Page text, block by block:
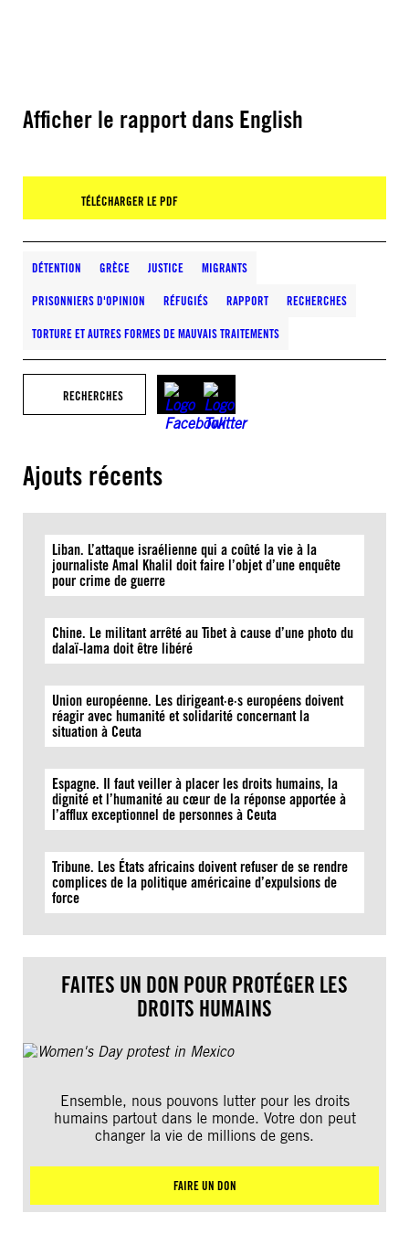
Afficher le rapport dans English
TÉLÉCHARGER LE PDF
DÉTENTION GRÈCE JUSTICE MIGRANTS
PRISONNIERS D'OPINION RÉFUGIÉS RAPPORT RECHERCHES
TORTURE ET AUTRES FORMES DE MAUVAIS TRAITEMENTS
RECHERCHES
Ajouts récents
Liban. L’attaque israélienne qui a coûté la vie à la
journaliste Amal Khalil doit faire l’objet d’une enquête
pour crime de guerre
Chine. Le militant arrêté au Tibet à cause d’une photo du
dalaï-lama doit être libéré
Union européenne. Les dirigeant·e·s européens doivent
réagir avec humanité et solidarité concernant la
situation à Ceuta
Espagne. Il faut veiller à placer les droits humains, la
dignité et l’humanité au cœur de la réponse apportée à
l’afflux exceptionnel de personnes à Ceuta
Tribune. Les États africains doivent refuser de se rendre
complices de la politique américaine d’expulsions de
force
FAITES UN DON POUR PROTÉGER LES
DROITS HUMAINS
Ensemble, nous pouvons lutter pour les droits
humains partout dans le monde. Votre don peut
changer la vie de millions de gens.
FAIRE UN DON